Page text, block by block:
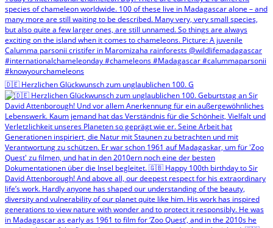
🇩🇪 Herzlichen Glückwunsch zum unglaublichen 100. G